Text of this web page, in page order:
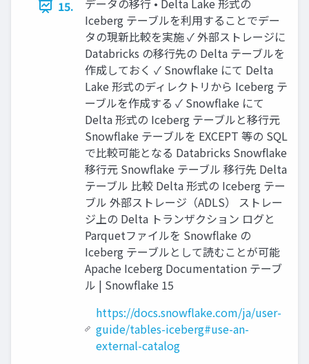
15.
データの移行 • Delta Lake 形式の
Iceberg テーブルを利用することでデー
タの現新比較を実施 ✓ 外部ストレージに
Databricks の移行先の Delta テーブルを
作成しておく ✓ Snowflake にて Delta
Lake 形式のディレクトリから Iceberg テ
ーブルを作成する ✓ Snowflake にて
Delta 形式の Iceberg テーブルと移行元
Snowflake テーブルを EXCEPT 等の SQL
で比較可能となる Databricks Snowflake
移行元 Snowflake テーブル 移行先 Delta
テーブル 比較 Delta 形式の Iceberg テー
ブル 外部ストレージ（ADLS） ストレー
ジ上の Delta トランザクション ログと
Parquetファイルを Snowflake の
Iceberg テーブルとして読むことが可能
Apache Iceberg Documentation テーブ
ル | Snowflake 15
https://docs.snowflake.com/ja/user-
guide/tables-iceberg#use-an-
external-catalog